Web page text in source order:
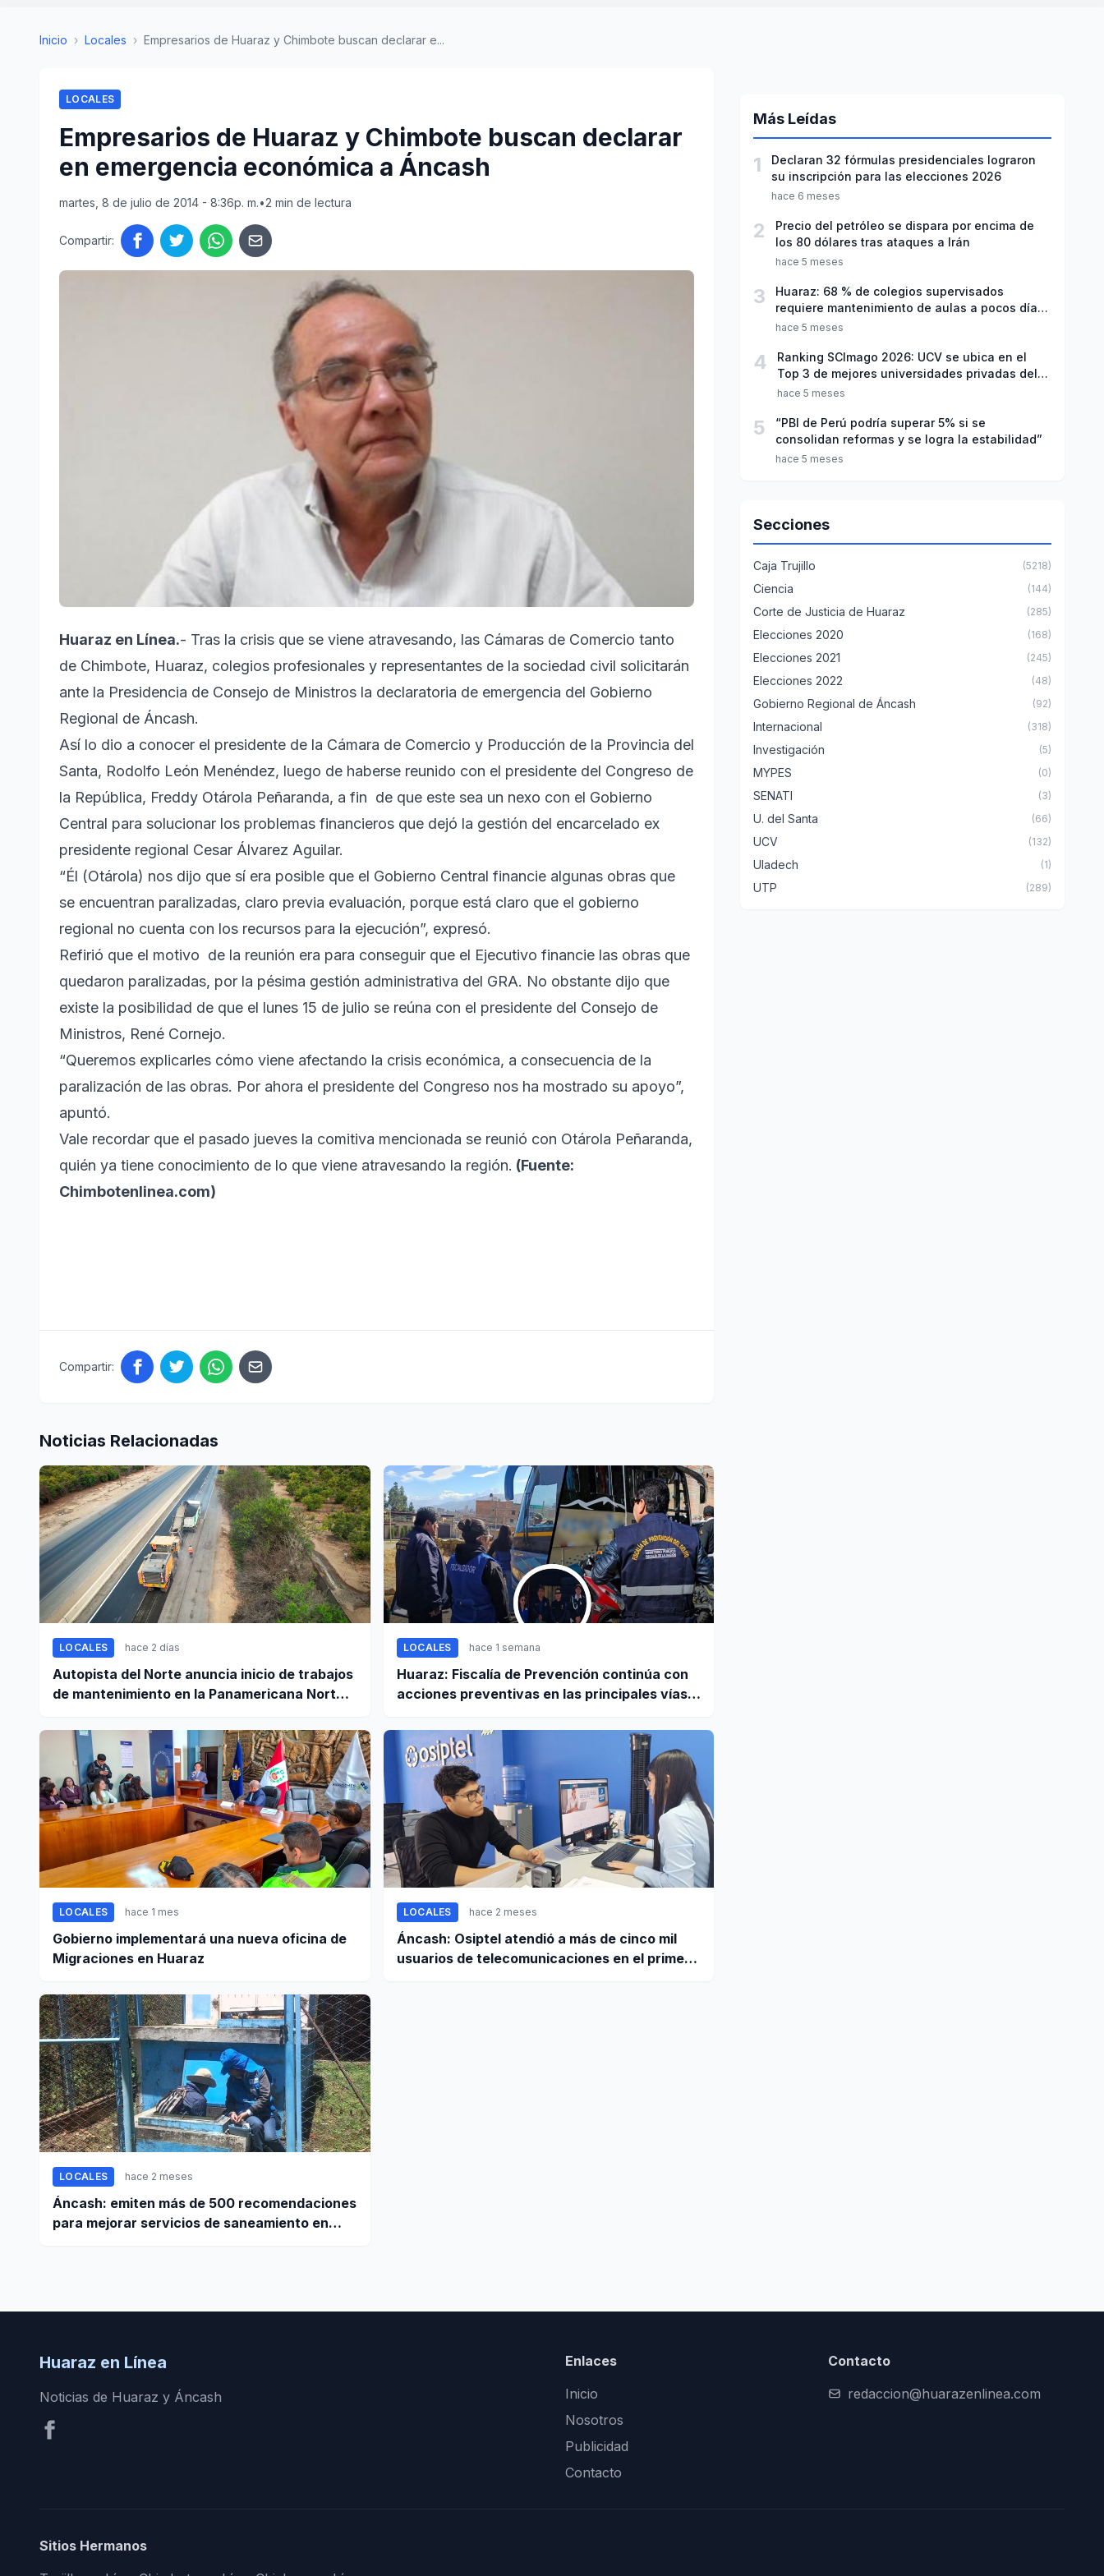
Inicio › Locales › Empresarios de Huaraz y Chimbote buscan declarar e...
LOCALES
Empresarios de Huaraz y Chimbote buscan declarar
en emergencia económica a Áncash
martes, 8 de julio de 2014 - 8:36p. m.•2 min de lectura
Compartir:
Huaraz en Línea.- Tras la crisis que se viene atravesando, las Cámaras de Comercio tanto
de Chimbote, Huaraz, colegios profesionales y representantes de la sociedad civil solicitarán
ante la Presidencia de Consejo de Ministros la declaratoria de emergencia del Gobierno
Regional de Áncash.
Así lo dio a conocer el presidente de la Cámara de Comercio y Producción de la Provincia del
Santa, Rodolfo León Menéndez, luego de haberse reunido con el presidente del Congreso de
la República, Freddy Otárola Peñaranda, a fin de que este sea un nexo con el Gobierno
Central para solucionar los problemas financieros que dejó la gestión del encarcelado ex
presidente regional Cesar Álvarez Aguilar.
“Él (Otárola) nos dijo que sí era posible que el Gobierno Central financie algunas obras que
se encuentran paralizadas, claro previa evaluación, porque está claro que el gobierno
regional no cuenta con los recursos para la ejecución”, expresó.
Refirió que el motivo de la reunión era para conseguir que el Ejecutivo financie las obras que
quedaron paralizadas, por la pésima gestión administrativa del GRA. No obstante dijo que
existe la posibilidad de que el lunes 15 de julio se reúna con el presidente del Consejo de
Ministros, René Cornejo.
“Queremos explicarles cómo viene afectando la crisis económica, a consecuencia de la
paralización de las obras. Por ahora el presidente del Congreso nos ha mostrado su apoyo”,
apuntó.
Vale recordar que el pasado jueves la comitiva mencionada se reunió con Otárola Peñaranda,
quién ya tiene conocimiento de lo que viene atravesando la región. (Fuente:
Chimbotenlinea.com)
Compartir:
Noticias Relacionadas
LOCALES hace 2 días
Autopista del Norte anuncia inicio de trabajos
de mantenimiento en la Panamericana Norte
LOCALES hace 1 semana
Huaraz: Fiscalía de Prevención continúa con
acciones preventivas en las principales vías
LOCALES hace 1 mes
Gobierno implementará una nueva oficina de
Migraciones en Huaraz
LOCALES hace 2 meses
Áncash: Osiptel atendió a más de cinco mil
usuarios de telecomunicaciones en el primer
LOCALES hace 2 meses
Áncash: emiten más de 500 recomendaciones
para mejorar servicios de saneamiento en
Más Leídas
1
Declaran 32 fórmulas presidenciales lograron
su inscripción para las elecciones 2026
hace 6 meses
2
Precio del petróleo se dispara por encima de
los 80 dólares tras ataques a Irán
hace 5 meses
3
Huaraz: 68 % de colegios supervisados
requiere mantenimiento de aulas a pocos días
de inicio del año escolar 2026
hace 5 meses
4
Ranking SCImago 2026: UCV se ubica en el
Top 3 de mejores universidades privadas del
Perú
hace 5 meses
5
“PBI de Perú podría superar 5% si se
consolidan reformas y se logra la estabilidad”
hace 5 meses
Secciones
Caja Trujillo (5218)
Ciencia (144)
Corte de Justicia de Huaraz (285)
Elecciones 2020 (168)
Elecciones 2021 (245)
Elecciones 2022 (48)
Gobierno Regional de Áncash (92)
Internacional (318)
Investigación (5)
MYPES (0)
SENATI (3)
U. del Santa (66)
UCV (132)
Uladech (1)
UTP (289)
Huaraz en Línea
Noticias de Huaraz y Áncash
Enlaces
Inicio
Nosotros
Publicidad
Contacto
Contacto
redaccion@huarazenlinea.com
Sitios Hermanos